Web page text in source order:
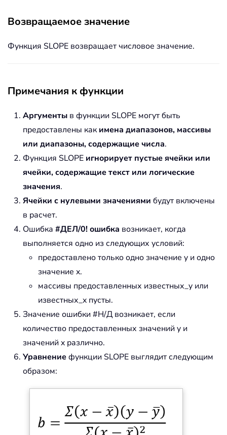
Возвращаемое значение
Функция SLOPE возвращает числовое значение.
Примечания к функции
Аргументы в функции SLOPE могут быть
предоставлены какимена диапазонов, массивы
или диапазоны, содержащие числа.
Функция SLOPE игнорирует пустые ячейки или
ячейки, содержащие текст или логические
значения.
Ячейки с нулевыми значениями будут включены
в расчет.
Ошибка #ДЕЛ/0! ошибка возникает, когда
выполняется одно из следующих условий:
предоставлено только одно значение y и одно
значение x.
массивы предоставленных известных_y или
известных_x пусты.
Значение ошибки #Н/Д возникает, если
количество предоставленных значений y и
значений x различно.
Уравнениефункции SLOPE выглядит следующим
образом: